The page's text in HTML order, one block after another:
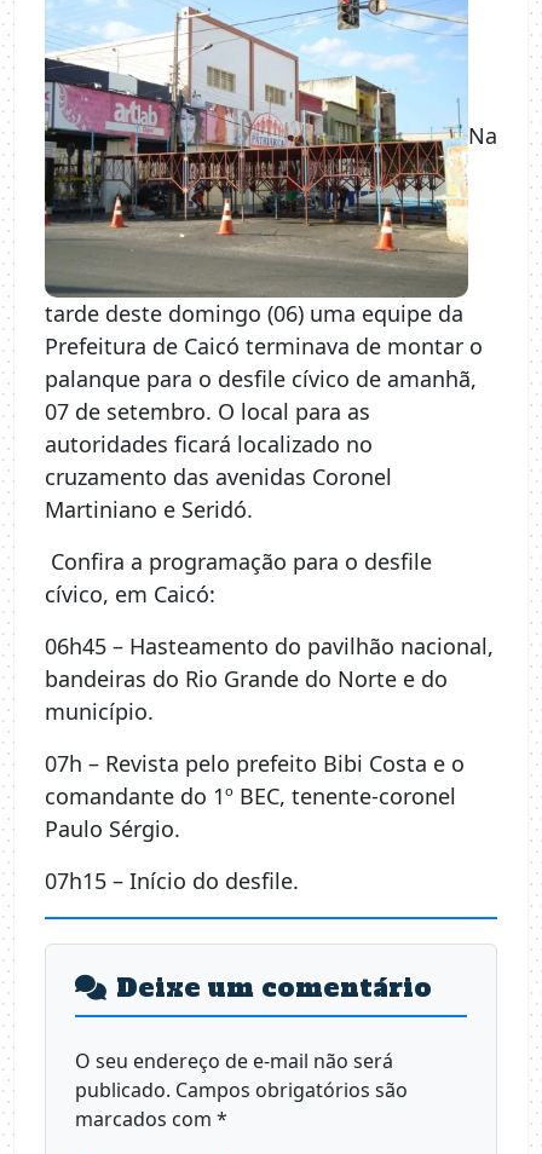
Na
tarde deste domingo (06) uma equipe da
Prefeitura de Caicó terminava de montar o
palanque para o desfile cívico de amanhã,
07 de setembro. O local para as
autoridades ficará localizado no
cruzamento das avenidas Coronel
Martiniano e Seridó.
Confira a programação para o desfile
cívico, em Caicó:
06h45 – Hasteamento do pavilhão nacional,
bandeiras do Rio Grande do Norte e do
município.
07h – Revista pelo prefeito Bibi Costa e o
comandante do 1º BEC, tenente-coronel
Paulo Sérgio.
07h15 – Início do desfile.
Deixe um comentário
O seu endereço de e-mail não será
publicado. Campos obrigatórios são
marcados com *